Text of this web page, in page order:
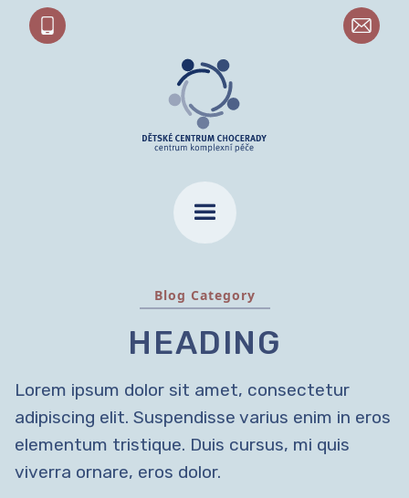
Blog Category
HEADING
Lorem ipsum dolor sit amet, consectetur
adipiscing elit. Suspendisse varius enim in eros
elementum tristique. Duis cursus, mi quis
viverra ornare, eros dolor.